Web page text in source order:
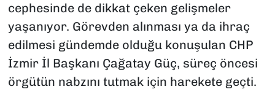
cephesinde de dikkat çeken gelişmeler
yaşanıyor. Görevden alınması ya da ihraç
edilmesi gündemde olduğu konuşulan CHP
İzmir İl Başkanı Çağatay Güç, süreç öncesi
örgütün nabzını tutmak için harekete geçti.